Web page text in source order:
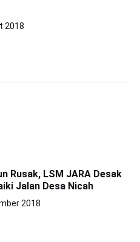
2018
Rusak, LSM JARA Desak
Jalan Desa Nicah
2018